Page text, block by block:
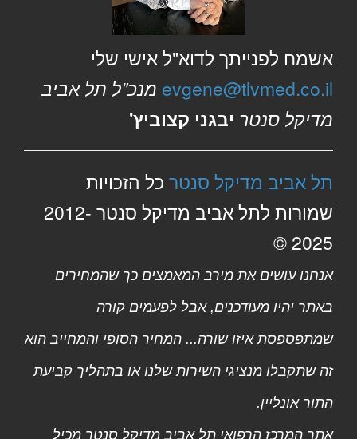
אשמח לפנייתך לדוא"ל אישי שלי
evgene@tlvmed.co.il מנכ"ל תל אביב
מדיקל סנטר יבגני קצוביץ'
תל אביב מדיקל סנטר כל הזכויות
שמורות לתל אביב מדיקל סנטר 2012-
2025 ©
אנחנו עושים את מירב המאמצים כך שהמחירים
באתר יהיו מעודכנים, אבל לפעמים קורה
שמתפספסת איזו שורה... המחיר הסופי והמחייב הוא
זה שתקבלו מנציגי השירות שלנו או בתהליך קביעת
התור אונליין.
אתר המרכז הרפואי תל אביב מדיקל סנטר מכיל